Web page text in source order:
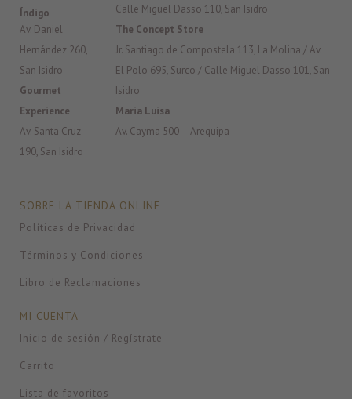
Índigo
Av. Daniel
Hernández 260,
San Isidro
Gourmet
Experience
Av. Santa Cruz
190, San Isidro
Calle Miguel Dasso 110, San Isidro
The Concept Store
Jr. Santiago de Compostela 113, La Molina / Av.
El Polo 695, Surco / Calle Miguel Dasso 101, San
Isidro
Maria Luisa
Av. Cayma 500 – Arequipa
SOBRE LA TIENDA ONLINE
Políticas de Privacidad
Términos y Condiciones
Libro de Reclamaciones
MI CUENTA
Inicio de sesión / Regístrate
Carrito
Lista de favoritos